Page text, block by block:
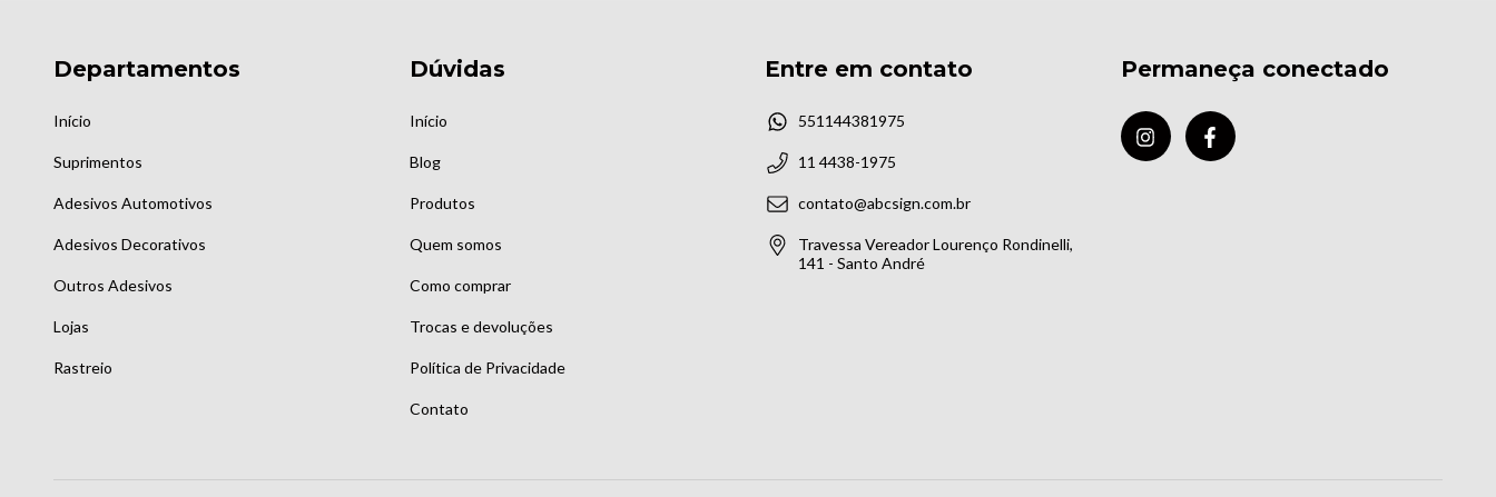
Departamentos
Início
Suprimentos
Adesivos Automotivos
Adesivos Decorativos
Outros Adesivos
Lojas
Rastreio
Dúvidas
Início
Blog
Produtos
Quem somos
Como comprar
Trocas e devoluções
Política de Privacidade
Contato
Entre em contato
551144381975
11 4438-1975
contato@abcsign.com.br
Travessa Vereador Lourenço Rondinelli,
141 - Santo André
Permaneça conectado